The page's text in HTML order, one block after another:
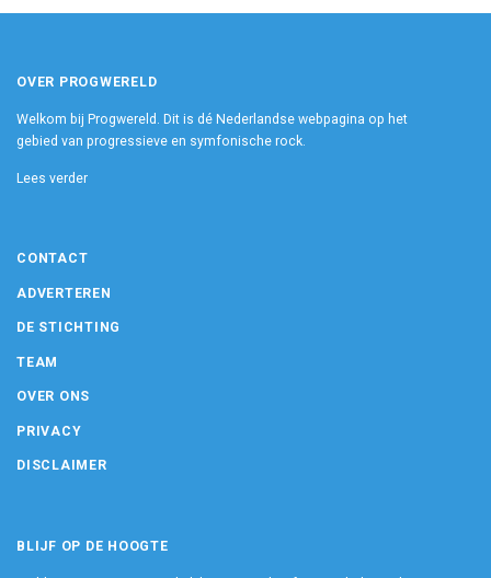
OVER PROGWERELD
Welkom bij Progwereld. Dit is dé Nederlandse webpagina op het
gebied van progressieve en symfonische rock.
Lees verder
CONTACT
ADVERTEREN
DE STICHTING
TEAM
OVER ONS
PRIVACY
DISCLAIMER
BLIJF OP DE HOOGTE